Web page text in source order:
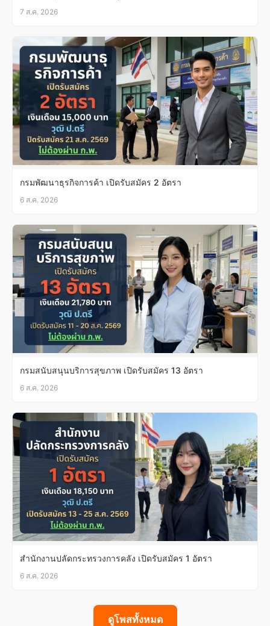
7 ส.ค. 2026
กรมพัฒนาธุรกิจการค้า เปิดรับสมัคร 2 อัตรา
6 ส.ค. 2026
กรมสนับสนุนบริการสุขภาพ เปิดรับสมัคร 13 อัตรา
6 ส.ค. 2026
สำนักงานปลัดกระทรวงการคลัง เปิดรับสมัคร 1 อัตรา
6 ส.ค. 2026
ดูโพสทั้งหมด